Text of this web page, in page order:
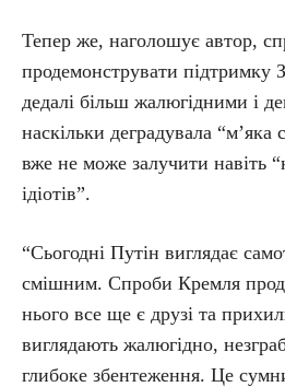
Тепер же, наголошує автор,
продемонструвати підтримку
дедалі більш жалюгідними і
наскільки деградувала “м’яка
вже не може залучити навіть
ідіотів”.
“Сьогодні Путін виглядає
смішним. Спроби Кремля
нього все ще є друзі та
виглядають жалюгідно,
глибоке збентеження. Це